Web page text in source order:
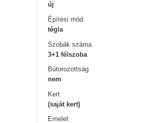
új
Építési mód
tégla
Szobák száma
3+1 félszoba
Bútorozottság
nem
Kert
(saját kert)
Emelet